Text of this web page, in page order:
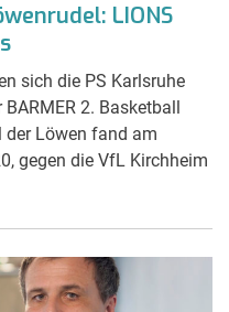
LIONS
sich die PS Karlsruhe
2. Basketball
der Löwen fand am
gegen die VfL Kirchheim